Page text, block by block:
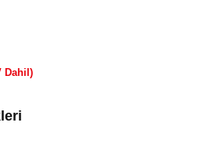
Dahil)